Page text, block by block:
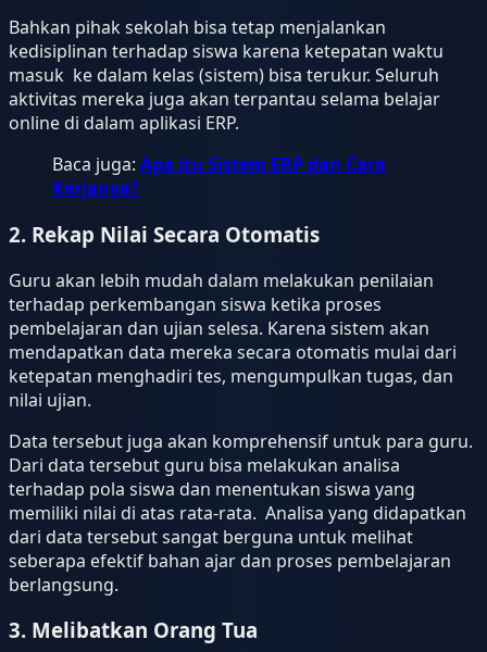
Bahkan pihak sekolah bisa tetap menjalankan
kedisiplinan terhadap siswa karena ketepatan waktu
masuk ke dalam kelas (sistem) bisa terukur. Seluruh
aktivitas mereka juga akan terpantau selama belajar
online di dalam aplikasi ERP.
Baca juga: Apa itu Sistem ERP dan Cara
Kerjanya?
2. Rekap Nilai Secara Otomatis
Guru akan lebih mudah dalam melakukan penilaian
terhadap perkembangan siswa ketika proses
pembelajaran dan ujian selesa. Karena sistem akan
mendapatkan data mereka secara otomatis mulai dari
ketepatan menghadiri tes, mengumpulkan tugas, dan
nilai ujian.
Data tersebut juga akan komprehensif untuk para guru.
Dari data tersebut guru bisa melakukan analisa
terhadap pola siswa dan menentukan siswa yang
memiliki nilai di atas rata-rata. Analisa yang didapatkan
dari data tersebut sangat berguna untuk melihat
seberapa efektif bahan ajar dan proses pembelajaran
berlangsung.
3. Melibatkan Orang Tua